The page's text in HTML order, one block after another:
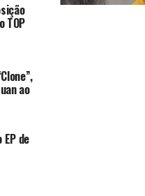
TOP
ao
de